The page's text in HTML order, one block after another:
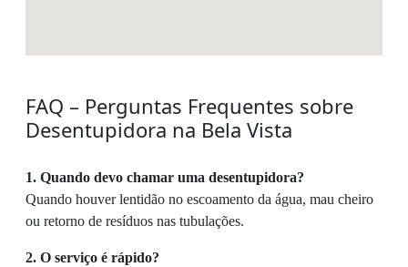
FAQ – Perguntas Frequentes sobre
Desentupidora na Bela Vista
1. Quando devo chamar uma desentupidora?
Quando houver lentidão no escoamento da água, mau cheiro
ou retorno de resíduos nas tubulações.
2. O serviço é rápido?